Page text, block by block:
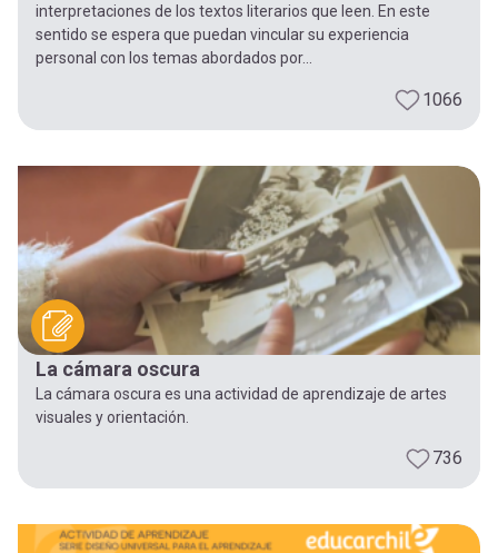
interpretaciones de los textos literarios que leen. En este
sentido se espera que puedan vincular su experiencia
personal con los temas abordados por...
1066
La cámara oscura
La cámara oscura es una actividad de aprendizaje de artes
visuales y orientación.
736